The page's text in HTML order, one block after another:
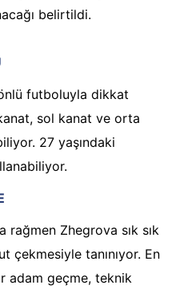
belirtildi.
futboluyla dikkat
sol kanat ve orta
27 yaşındaki
rağmen Zhegrova sık sık
çekmesiyle tanınıyor. En
adam geçme, teknik